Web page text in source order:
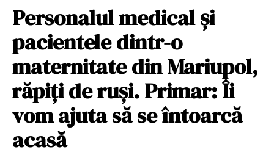
Personalul medical și
pacientele dintr-o
maternitate din Mariupol,
răpiți de ruși. Primar: Îi
vom ajuta să se întoarcă
acasă